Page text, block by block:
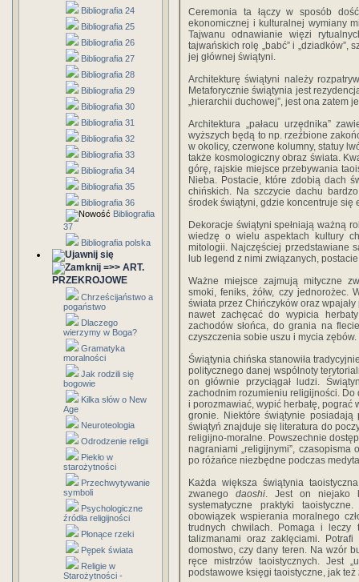
Bibliografia 24
Bibliografia 25
Bibliografia 26
Bibliografia 27
Bibliografia 28
Bibliografia 29
Bibliografia 30
Bibliografia 31
Bibliografia 32
Bibliografia 33
Bibliografia 34
Bibliografia 35
Bibliografia 36
Bibliografia
37
Bibliografia polska
=>> ART.
PRZEKROJOWE
Chrześcijaństwo a
pogaństwo
Dlaczego
wierzymy w Boga?
Gramatyka
moralności
Jak rodzili się
bogowie
Kilka słów o New
Age
Neuroteologia
Odrodzenie religii
Piekło w
starożytności
Przechwytywanie
symboli
Psychologiczne
źródła religijności
Płonące rzeki
Pępek świata
Religie w
Starożytności -
Ceremonia ta łączy w sposób
ekonomicznej i kulturalnej wymiany
Tajwanu odnawianie więzi
tajwańskich rolę „babć” i
jej głównej świątyni.
Architekturę świątyni należy
Metaforycznie świątynia jest
„hierarchii duchowej”, jest ona zatem
Architektura „pałacu urzędnika”
wyższych będą to np. rzeźbione
w okolicy, czerwone kolumny, statuy
także kosmologiczny obraz świata.
górę, rajskie miejsce przebywania
Nieba. Postacie, które zdobią dach
chińskich. Na szczycie dachu
środek świątyni, gdzie koncentruje się
Dekoracje świątyni spełniają ważną
wiedzę o wielu aspektach kultury
mitologii. Najczęściej przedstawiane
lub legend z nimi związanych,
Ważne miejsce zajmują mityczne
smoki, feniks, żółw, czy jednorożec.
świata przez Chińczyków oraz
nawet zachęcać do wypicia
zachodów słońca, do grania na
czyszczenia sobie uszu i mycia zębów.
Świątynia chińska stanowiła
politycznego danej wspólnoty
on głównie przyciągał ludzi.
zachodnim rozumieniu religijności. Do
i porozmawiać, wypić herbatę, pograć
gronie. Niektóre świątynie posiadają
świątyń znajduje się literatura do
religijno-moralne. Powszechnie
nagraniami „religijnymi”,
po różańce niezbędne podczas
Każda większa świątynia
zwanego daoshi. Jest on niejako
systematyczne praktyki
obowiązek wspierania moralnego
trudnych chwilach. Pomaga i leczy
talizmanami oraz zaklęciami. Potrafi
domostwo, czy dany teren. Na wzór
ręce mistrzów taoistycznych. Jest
podstawowe księgi taoistyczne, jak też